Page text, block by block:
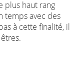
plus haut rang
temps avec des
à cette finalité, il